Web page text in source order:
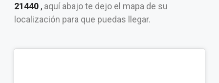
21440 , aquí abajo te dejo el mapa de su
localización para que puedas llegar.